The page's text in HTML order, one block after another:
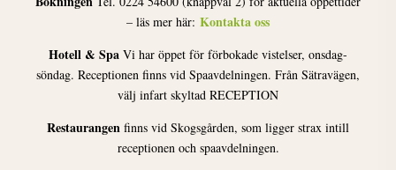
– läs mer här: Kontakta oss
Hotell & Spa Vi har öppet för förbokade vistelser, onsdag-
söndag. Receptionen finns vid Spaavdelningen. Från Sätravägen,
välj infart skyltad RECEPTION
Restaurangen finns vid Skogsgården, som ligger strax intill
receptionen och spaavdelningen.